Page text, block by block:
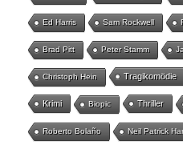
Ed Harris Sam Rockwell
Brad Pitt Peter Stamm
Christoph Hein Tragikomödie
Krimi Biopic Thriller
Roberto Bolaño Neil Patrick